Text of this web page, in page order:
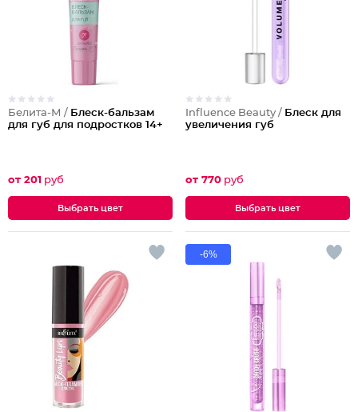
Белита-М / Блеск-бальзам
для губ для подростков 14+
от 201 руб
Выбрать цвет
Influence Beauty / Блеск для
увеличения губ
от 770 руб
Выбрать цвет
-6%